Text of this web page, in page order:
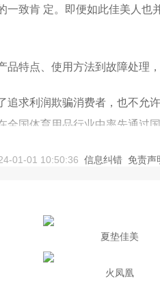
致肯 定。即便如此佳美人
特点、使用方法到故障处理
求利润欺骗消费者，也不允
国体育用品行业中率先通过
、信用、负责的商业素质和
而来的国外体育公司也纷纷
几个国家。佳美人实现了中国
01-01 10:50:36 信息纠错 免责声
夏垫佳美
火凤凰